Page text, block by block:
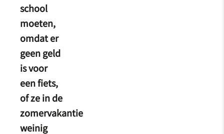
school
moeten,
omdat er
geen geld
is voor
een fiets,
of ze in de
zomervakantie
weinig